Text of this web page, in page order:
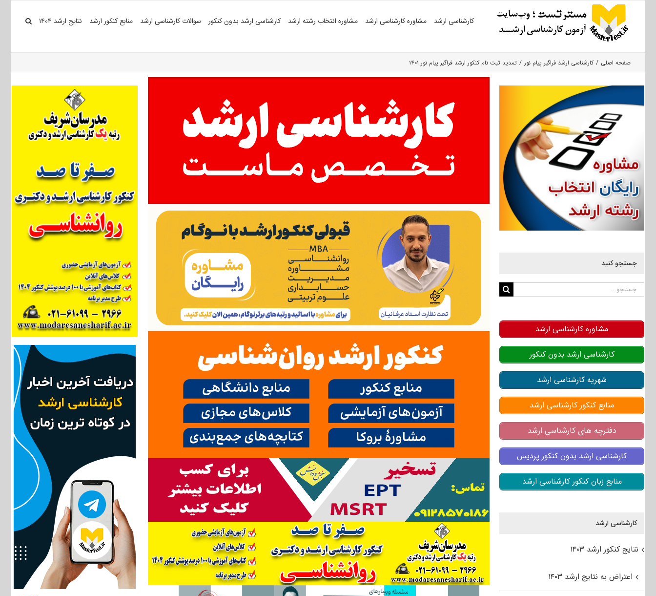
کارشناسی ارشد مشاوره کارشناسی ارشد مشاوره انتخاب رشته ارشد کارشناسی ارشد بدون کنکور سوالات کارشناسی ارشد منابع کنکور ارشد نتایج ارشد ۱۴۰۴
صفحه اصلی کارشناسی ارشد فراگیر پیام نور تمدید ثبت نام کنکور ارشد فراگیر پیام نور ۱۴۰۱
جستجو کنید
جستجو
مشاوره کارشناسی ارشد
کارشناسی ارشد بدون کنکور
شهریه کارشناسی ارشد
منابع کنکور کارشناسی ارشد
دفترچه های کارشناسی ارشد
کارشناسی ارشد بدون کنکور پردیس
منابع زبان کنکور کارشناسی ارشد
کارشناسی ارشد
نتایج کنکور ارشد ۱۴۰۳
اعتراض به نتایج ارشد ۱۴۰۳